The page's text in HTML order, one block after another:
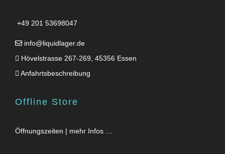
+49 201 53698047
info@liquidlager.de
Hövelstrasse 267-269, 45356 Essen
Anfahrtsbeschreibung
Offline Store
Öffnungszeiten | mehr Infos …